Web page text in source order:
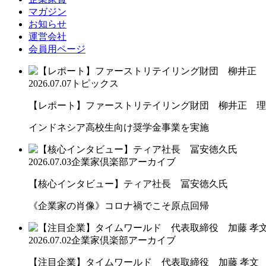
マガジン
お知らせ
運営会社
会員用ページ
2026.07.07 トピックス
【レポート】ファーストリテイリング財団 柳井正
インドネシア高校生向け奨学金事業を実施
2026.07.03企業家倶楽部アーカイブ
【核心インタビュー】ティア社長 冨安徳久氏
《企業家の肖像》コロナ禍でこそ原点回帰
2026.07.02企業家倶楽部アーカイブ
【注目企業】タイムワールド 代表取締役 加藤 孝文